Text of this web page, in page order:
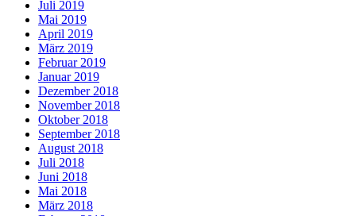
Juli 2019
Mai 2019
April 2019
März 2019
Februar 2019
Januar 2019
Dezember 2018
November 2018
Oktober 2018
September 2018
August 2018
Juli 2018
Juni 2018
Mai 2018
März 2018